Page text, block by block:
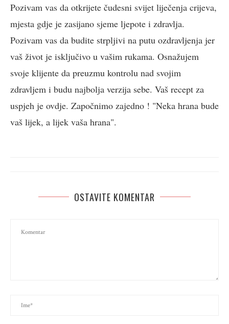
Pozivam vas da otkrijete čudesni svijet liječenja crijeva,
mjesta gdje je zasijano sjeme ljepote i zdravlja.
Pozivam vas da budite strpljivi na putu ozdravljenja jer
vaš život je isključivo u vašim rukama. Osnažujem
svoje klijente da preuzmu kontrolu nad svojim
zdravljem i budu najbolja verzija sebe. Vaš recept za
uspjeh je ovdje. Započnimo zajedno ! "Neka hrana bude
vaš lijek, a lijek vaša hrana".
OSTAVITE KOMENTAR